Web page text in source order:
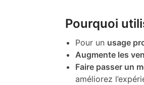
Pourquoi
Pour un usage
Augmente les
Faire passer un
améliorez